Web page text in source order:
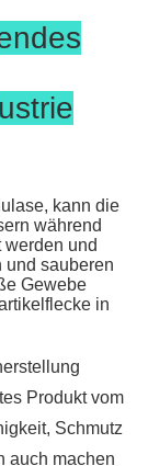
kann die
während
werden und
und sauberen
Gewebe
in
Produkt vom
Schmutz
auch machen